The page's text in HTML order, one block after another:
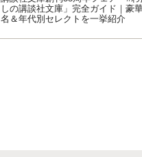
しの講談社文庫」完全ガイド｜豪
名＆年代別セレクトを一挙紹介